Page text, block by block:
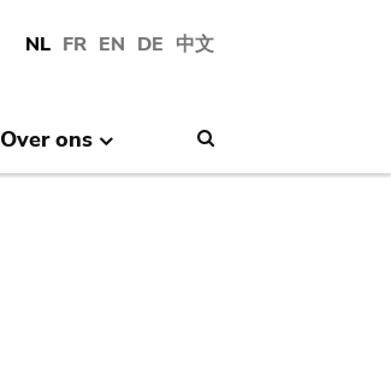
NL FR EN DE 中文
Over ons